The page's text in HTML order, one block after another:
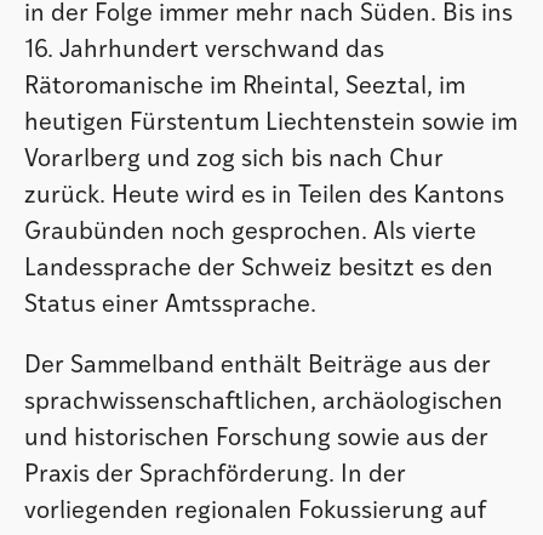
in der Folge immer mehr nach Süden. Bis ins
16. Jahrhundert verschwand das
Rätoromanische im Rheintal, Seeztal, im
heutigen Fürstentum Liechtenstein sowie im
Vorarlberg und zog sich bis nach Chur
zurück. Heute wird es in Teilen des Kantons
Graubünden noch gesprochen. Als vierte
Landessprache der Schweiz besitzt es den
Status einer Amtssprache.
Der Sammelband enthält Beiträge aus der
sprachwissenschaftlichen, archäologischen
und historischen Forschung sowie aus der
Praxis der Sprachförderung. In der
vorliegenden regionalen Fokussierung auf